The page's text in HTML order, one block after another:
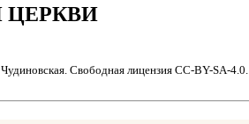
ЦЕРКВИ
Свободная лицензия CC-BY-SA-4.0.